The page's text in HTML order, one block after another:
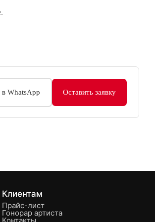
в WhatsApp Оставить заявку
Клиентам
Прайс-лист
Гонорар артиста